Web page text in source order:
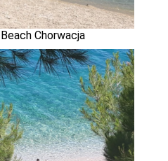
Chorwacja